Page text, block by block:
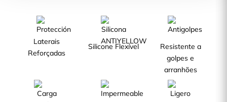
Laterais
Reforçadas
Silicone Flexível
Resistente a
golpes e
arranhões